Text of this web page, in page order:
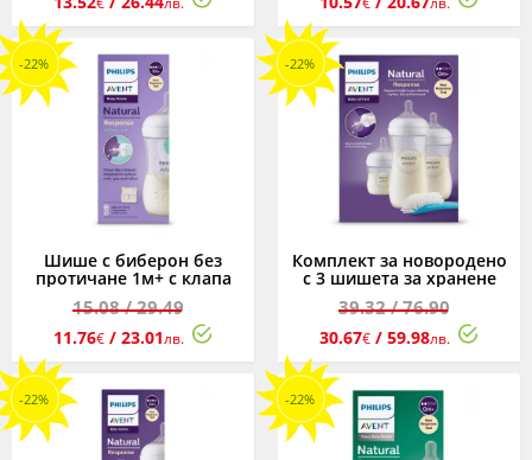
-22%
Шише с биберон без
протичане 1м+ с клапа
AirFree Philips-Avent
Natural Response 3.0,
260мл, със звезди и мече
15.08/ 29.49
11.76€ / 23.01лв.
-22%
Комплект за новородено
с 3 шишета за хранене
Natural Response с
биберони без протичане
и четка за почистване
Philips-Avent Natural
39.32/ 76.90
30.67€ / 59.98лв.
-22% -22%